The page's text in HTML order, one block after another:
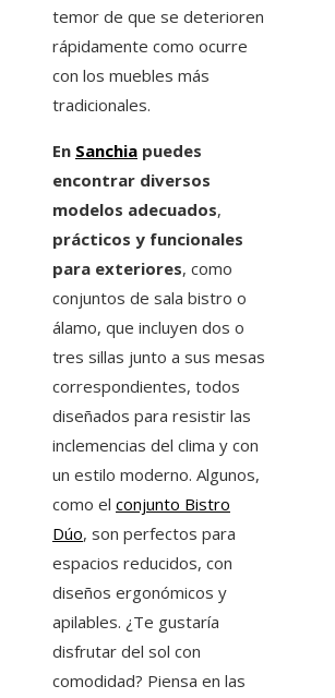
temor de que se deterioren
rápidamente como ocurre
con los muebles más
tradicionales.
En Sanchia puedes
encontrar diversos
modelos adecuados,
prácticos y funcionales
para exteriores, como
conjuntos de sala bistro o
álamo, que incluyen dos o
tres sillas junto a sus mesas
correspondientes, todos
diseñados para resistir las
inclemencias del clima y con
un estilo moderno. Algunos,
como el conjunto Bistro
Dúo, son perfectos para
espacios reducidos, con
diseños ergonómicos y
apilables. ¿Te gustaría
disfrutar del sol con
comodidad? Piensa en las